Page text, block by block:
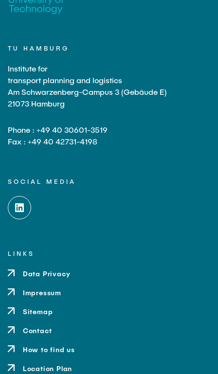
TU HAMBURG
Institute for
transport planning and logistics
Am Schwarzenberg-Campus 3 (Gebäude E)
21073 Hamburg
Phone : +49 40 30601-3519
Fax : +49 40 42731-4198
SOCIAL MEDIA
LINKS
Data Privacy
Impressum
Sitemap
Contact
How to find us
Location Plan